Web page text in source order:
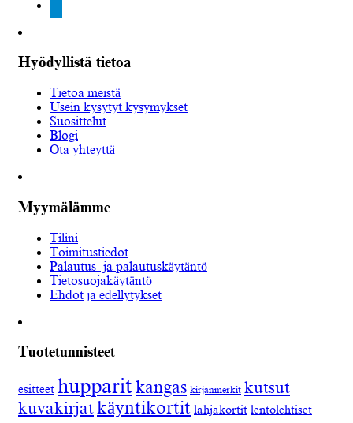
Hyödyllistä tietoa
Tietoa meistä
Usein kysytyt kysymykset
Suosittelut
Blogi
Ota yhteyttä
Myymälämme
Tilini
Toimitustiedot
Palautus- ja palautuskäytäntö
Tietosuojakäytäntö
Ehdot ja edellytykset
Tuotetunnisteet
esitteet hupparit kangas kirjanmerkit kutsut
kuvakirjatkäyntikortit lahjakortit lentolehtiset